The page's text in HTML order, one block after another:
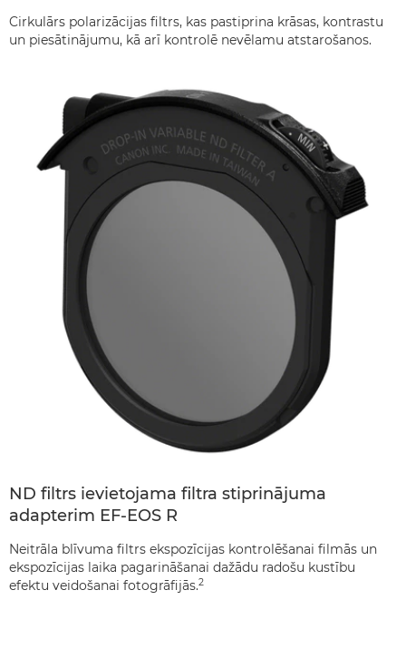
Cirkulārs polarizācijas filtrs, kas pastiprina krāsas, kontrastu
un piesātinājumu, kā arī kontrolē nevēlamu atstarošanos.
ND filtrs ievietojama filtra stiprinājuma
adapterim EF-EOS R
Neitrāla blīvuma filtrs ekspozīcijas kontrolēšanai filmās un
ekspozīcijas laika pagarināšanai dažādu radošu kustību
efektu veidošanai fotogrāfijās.2